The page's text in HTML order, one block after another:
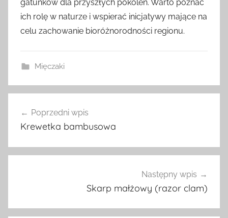
gatunków dla przyszłych pokoleń. Warto poznać
ich rolę w naturze i wspierać inicjatywy mające na
celu zachowanie bioróżnorodności regionu.
Mięczaki
wpisu
Poprzedni wpis
Krewetka bambusowa
Następny wpis
Skarp małżowy (razor clam)